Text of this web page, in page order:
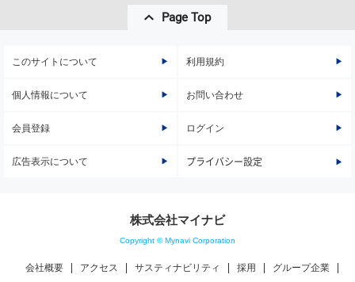
Page Top
このサイトについて 利用規約
個人情報について お問い合わせ
会員登録 ログイン
広告表示について プライバシー設定
株式会社マイナビ
Copyright © Mynavi Corporation
会社概要 アクセス サスティナビリティ 採用 グループ企業